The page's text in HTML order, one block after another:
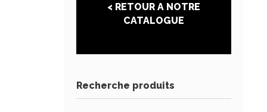
< RETOUR A NOTRE
CATALOGUE
Recherche produits